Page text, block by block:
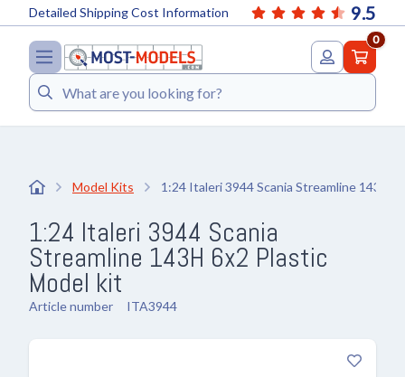
9.5
Detailed Shipping Cost Information
0
Search
Model Kits 1:24 Italeri 3944 Scania Streamline 143H
1:24 Italeri 3944 Scania
Streamline 143H 6x2 Plastic
Model kit
Article number ITA3944